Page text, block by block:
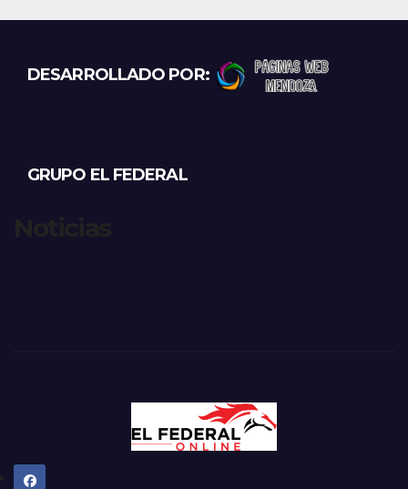
DESARROLLADO POR:
GRUPO EL FEDERAL